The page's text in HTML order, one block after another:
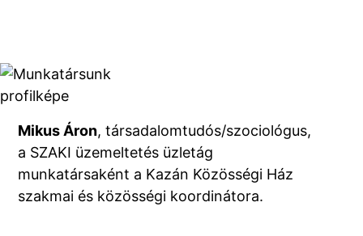
Mikus Áron, társadalomtudós/szociológus,
a SZAKI üzemeltetés üzletág
munkatársaként a Kazán Közösségi Ház
szakmai és közösségi koordinátora.